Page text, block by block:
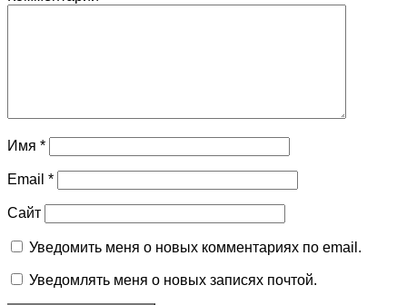
Имя *
Email *
Сайт
Уведомить меня о новых комментариях по email.
Уведомлять меня о новых записях почтой.